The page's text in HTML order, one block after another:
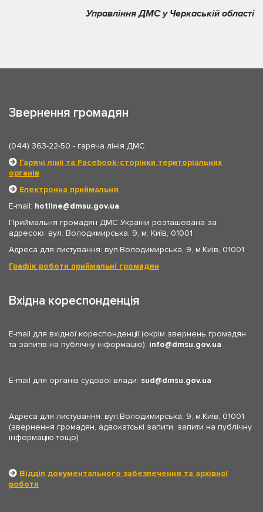
Управління ДМС у Черкаській області
Звернення громадян
(044) 363-22-50 - гаряча лінія ДМС
Гарячі лінії та Facebook-сторінки територіальних
органів
Електронна приймальня
E-mail: hotline
dmsu.gov.ua
Приймальня громадян ДМС України розташована за
адресою: вул. Володимирська, 9, м. Київ, 01001
Адреса для листування: вул.Володимирська, 9, м.Київ, 01001
Графік роботи приймальні громадян
Вхідна кореспонденція
E-mail для вхідної кореспонденції (окрім звернень громадян
та запитів на публічну інформацію): info dmsu.gov.ua
E-mail для органів судової влади: sud dmsu.gov.ua
Адреса для листування: вул.Володимирська, 9, м.Київ, 01001
(звернення громадян, адвокатські запити, запити на публічну
інформацію тощо)
Відділ документального забезпечення та архівної
роботи